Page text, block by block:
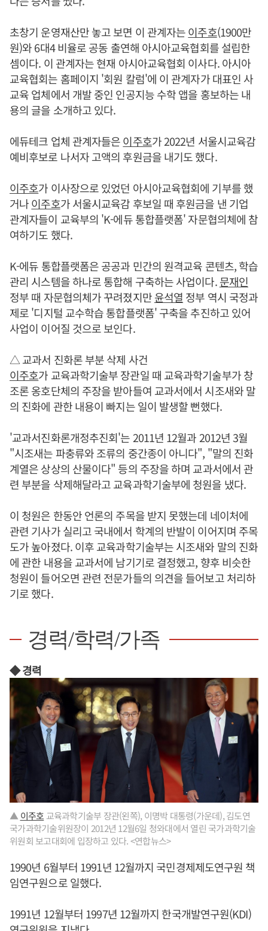
초창기 운영재산만 놓고 보면 이 관계자는이주호(1900만
원)와 6대4 비율로 공동 출연해 아시아교육협회를 설립한
셈이다. 이 관계자는 현재 아시아교육협회 이사다. 아시아
교육협회는 홈페이지 '회원 칼럼'에 이 관계자가 대표인 사
교육 업체에서 개발 중인 인공지능 수학 앱을 홍보하는 내
용의 글을 소개하고 있다.
에듀테크 업체 관계자들은이주호가 2022년 서울시교육감
예비후보로 나서자 고액의 후원금을 내기도 했다.
이주호가 이사장으로 있었던 아시아교육협회에 기부를 했
거나이주호가 서울시교육감 후보일 때 후원금을 낸 기업
관계자들이 교육부의 'K-에듀 통합플랫폼' 자문협의체에 참
여하기도 했다.
K-에듀 통합플랫폼은 공공과 민간의 원격교육 콘텐츠, 학습
관리 시스템을 하나로 통합해 구축하는 사업이다.문재인
정부 때 자문협의체가 꾸려졌지만윤석열 정부 역시 국정과
제로 '디지털 교수학습 통합플랫폼' 구축을 추진하고 있어
사업이 이어질 것으로 보인다.
△ 교과서 진화론 부분 삭제 사건
이주호가 교육과학기술부 장관일 때 교육과학기술부가 창
조론 옹호단체의 주장을 받아들여 교과서에서 시조새와 말
의 진화에 관한 내용이 빠지는 일이 발생할 뻔했다.
'교과서진화론개정추진회'는 2011년 12월과 2012년 3월
"시조새는 파충류와 조류의 중간종이 아니다", "말의 진화
계열은 상상의 산물이다" 등의 주장을 하며 교과서에서 관
련 부분을 삭제해달라고 교육과학기술부에 청원을 냈다.
이 청원은 한동안 언론의 주목을 받지 못했는데 네이처에
관련 기사가 실리고 국내에서 학계의 반발이 이어지며 주목
도가 높아졌다. 이후 교육과학기술부는 시조새와 말의 진화
에 관한 내용을 교과서에 남기기로 결정했고, 향후 비슷한
청원이 들어오면 관련 전문가들의 의견을 들어보고 처리하
기로 했다.
경력/학력/가족
◆ 경력
▲ 이주호 교육과학기술부 장관(왼쪽), 이명박 대통령(가운데), 김도연
국가과학기술위원장이 2012년 12월6일 청와대에서 열린 국가과학기술
위원회 보고대회에 입장하고 있다. <연합뉴스>
1990년 6월부터 1991년 12월까지 국민경제제도연구원 책
임연구원으로 일했다.
1991년 12월부터 1997년 12월까지 한국개발연구원(KDI)